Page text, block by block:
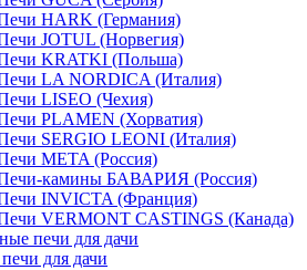
HARK (Германия)
JOTUL (Норвегия)
KRATKI (Польша)
LA NORDICA (Италия)
LISEO (Чехия)
PLAMEN (Хорватия)
SERGIO LEONI (Италия)
META (Россия)
камины БАВАРИЯ (Россия)
INVICTA (Франция)
VERMONT CASTINGS (Канада)
печи для дачи
для дачи